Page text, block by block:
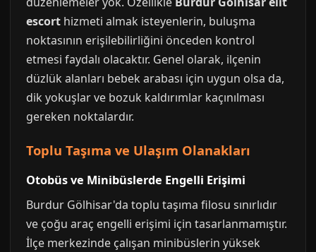
escort hizmeti almak isteyenlerin, buluşma
noktasının erişilebilirliğini önceden kontrol
etmesi faydalı olacaktır. Genel olarak, ilçenin
düzlük alanları bebek arabası için uygun olsa da,
dik yokuşlar ve bozuk kaldırımlar kaçınılması
gereken noktalardır.
Toplu Taşıma ve Ulaşım Olanakları
Otobüs ve Minibüslerde Engelli Erişimi
Burdur Gölhisar'da toplu taşıma filosu sınırlıdır
ve çoğu araç engelli erişimi için tasarlanmamıştır.
İlçe merkezinde çalışan minibüslerin yüksek